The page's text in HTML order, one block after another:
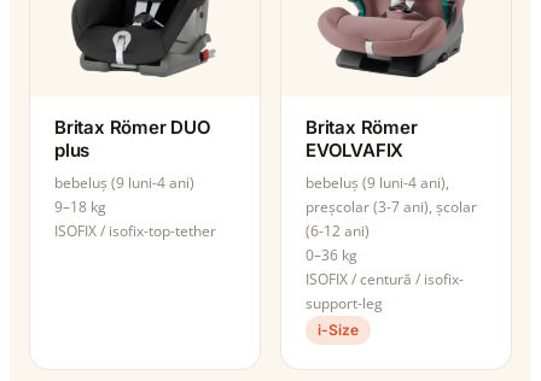
Britax Römer DUO
plus
bebeluș (9 luni-4 ani)
9–18 kg
ISOFIX / isofix-top-tether
Britax Römer
EVOLVAFIX
bebeluș (9 luni-4 ani),
preșcolar (3-7 ani), școlar
(6-12 ani)
0–36 kg
ISOFIX / centură / isofix-
support-leg
i-Size